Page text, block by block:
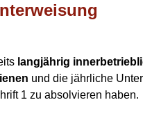
langjährig
und die jährliche
1 zu absolvieren haben.